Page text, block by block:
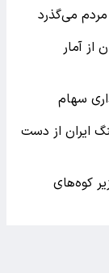
مردم می‌گذرد
آمار
سهام
در جنگ ایران از دست
کوه‌های